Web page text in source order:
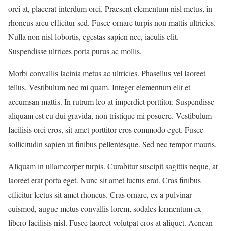
orci at, placerat interdum orci. Praesent elementum nisl metus, in
rhoncus arcu efficitur sed. Fusce ornare turpis non mattis ultricies.
Nulla non nisl lobortis, egestas sapien nec, iaculis elit.
Suspendisse ultrices porta purus ac mollis.
Morbi convallis lacinia metus ac ultricies. Phasellus vel laoreet
tellus. Vestibulum nec mi quam. Integer elementum elit et
accumsan mattis. In rutrum leo at imperdiet porttitor. Suspendisse
aliquam est eu dui gravida, non tristique mi posuere. Vestibulum
facilisis orci eros, sit amet porttitor eros commodo eget. Fusce
sollicitudin sapien ut finibus pellentesque. Sed nec tempor mauris.
Aliquam in ullamcorper turpis. Curabitur suscipit sagittis neque, at
laoreet erat porta eget. Nunc sit amet luctus erat. Cras finibus
efficitur lectus sit amet rhoncus. Cras ornare, ex a pulvinar
euismod, augue metus convallis lorem, sodales fermentum ex
libero facilisis nisl. Fusce laoreet volutpat eros at aliquet. Aenean